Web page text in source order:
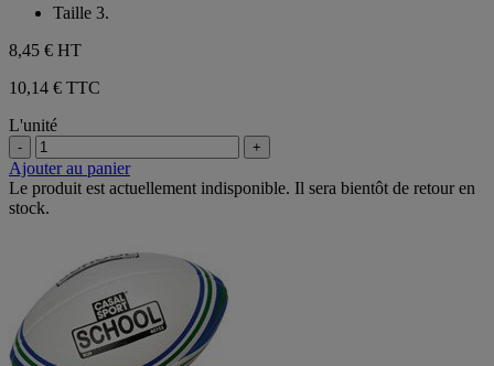
Taille 3.
8,45 € HT
10,14 € TTC
L'unité
- +
Ajouter au panier
Le produit est actuellement indisponible. Il sera bientôt de retour en
stock.